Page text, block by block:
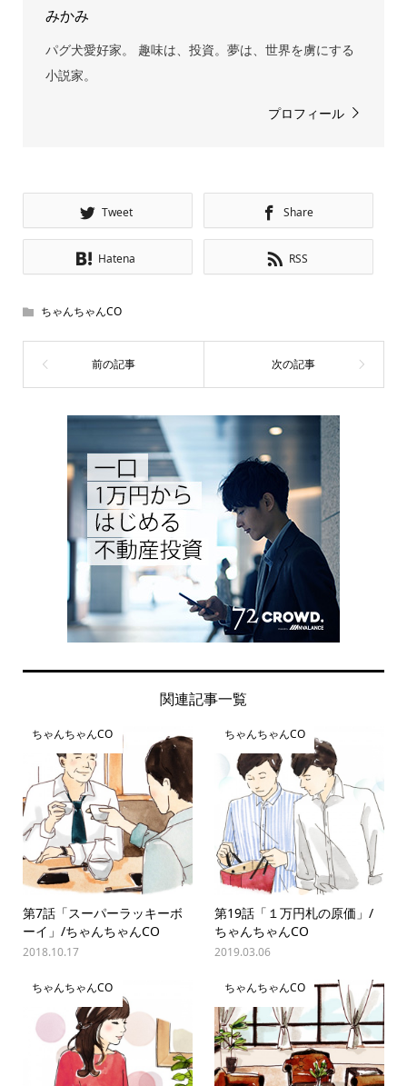
みかみ
パグ犬愛好家。 趣味は、投資。夢は、世界を虜にする
小説家。
プロフィール
Tweet Share
Hatena RSS
ちゃんちゃんCO
関連記事一覧
ちゃんちゃんCO
第7話「スーパーラッキーボ
ーイ」/ちゃんちゃんCO
2018.10.17
ちゃんちゃんCO
第19話「１万円札の原価」/
ちゃんちゃんCO
2019.03.06
ちゃんちゃんCO ちゃんちゃんCO